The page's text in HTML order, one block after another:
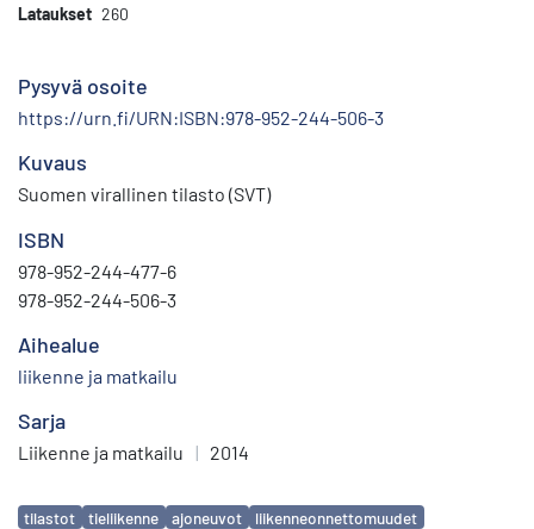
Lataukset 260
Pysyvä osoite
https://urn.fi/URN:ISBN:978-952-244-506-3
Kuvaus
Suomen virallinen tilasto (SVT)
ISBN
978-952-244-477-6
978-952-244-506-3
Aihealue
liikenne ja matkailu
Sarja
Liikenne ja matkailu | 2014
Avainsanat
tilastot tieliikenne ajoneuvot liikenneonnettomuudet